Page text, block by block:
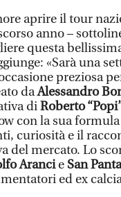
aprire il tour
anno –
questa
«Sarà una
preziosa
daAlessandro
diRoberto
con la sua
curiosità e il
del mercato. Lo
Arancie San
ed ex